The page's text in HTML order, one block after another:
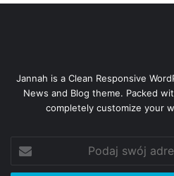
Jannah is a Clean Responsive
News and Blog theme. Packed
completely customize your
swój
adres